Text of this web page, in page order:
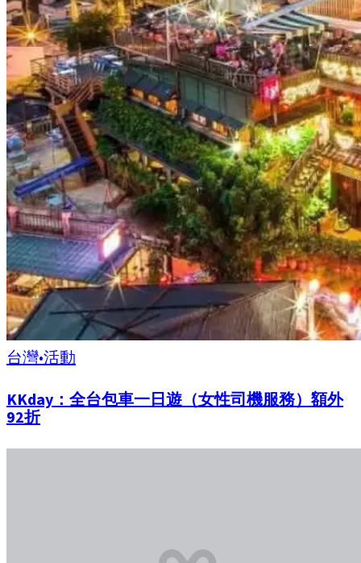
台灣•活動
KKday：全台包車一日遊（女性司機服務）額外
92折